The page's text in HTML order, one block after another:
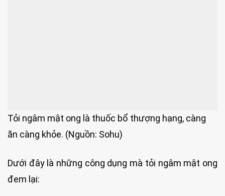
Tỏi ngâm mật ong là thuốc bổ thượng hạng, càng
ăn càng khỏe. (Nguồn: Sohu)
Dưới đây là những công dụng mà tỏi ngâm mật ong
đem lại: